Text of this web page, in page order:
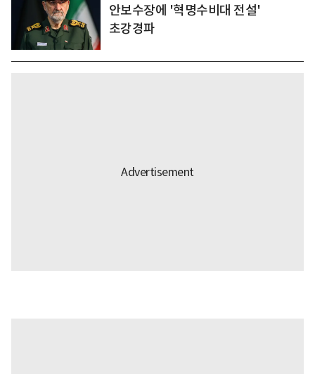
안보수장에 '혁명수비대 전설'
초강경파